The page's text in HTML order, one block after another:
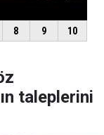
taleplerini